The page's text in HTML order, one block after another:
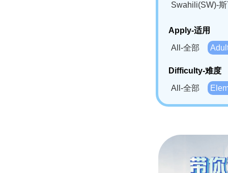
Swahili(SW)-
Apply-适用
All-全部
Difficulty-难度
All-全部